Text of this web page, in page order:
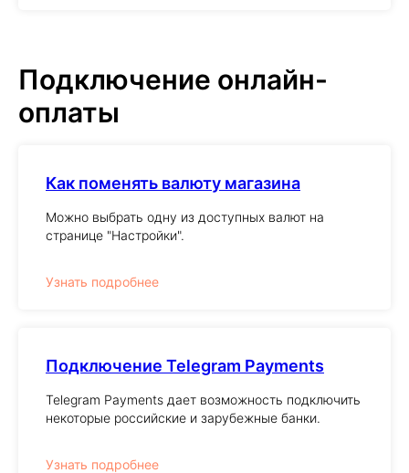
Подключение онлайн-
оплаты
Как поменять валюту магазина
Можно выбрать одну из доступных валют на
странице "Настройки".
Узнать подробнее
Подключение Telegram Payments
Telegram Payments дает возможность подключить
некоторые российские и зарубежные банки.
Узнать подробнее